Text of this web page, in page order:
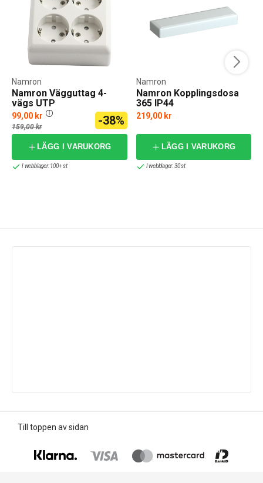
Namron Vägguttag 4-
vägs UTP
Skruvanslutning Jordat
Namron
99,00 kr
159,00 kr -38%
LÄGG I VARUKORG
I webblager: 100+ st
Namron Kopplingsdosa
365 IP44
Namron
219,00 kr
LÄGG I VARUKORG
I webblager: 30 st
Till toppen av sidan